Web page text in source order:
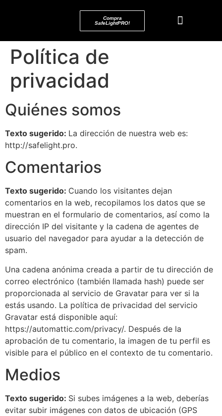
Compra
SafeLightPRO!
Política de
privacidad
Quiénes somos
Texto sugerido: La dirección de nuestra web es:
http://safelight.pro.
Comentarios
Texto sugerido: Cuando los visitantes dejan
comentarios en la web, recopilamos los datos que se
muestran en el formulario de comentarios, así como la
dirección IP del visitante y la cadena de agentes de
usuario del navegador para ayudar a la detección de
spam.
Una cadena anónima creada a partir de tu dirección de
correo electrónico (también llamada hash) puede ser
proporcionada al servicio de Gravatar para ver si la
estás usando. La política de privacidad del servicio
Gravatar está disponible aquí:
https://automattic.com/privacy/. Después de la
aprobación de tu comentario, la imagen de tu perfil es
visible para el público en el contexto de tu comentario.
Medios
Texto sugerido: Si subes imágenes a la web, deberías
evitar subir imágenes con datos de ubicación (GPS